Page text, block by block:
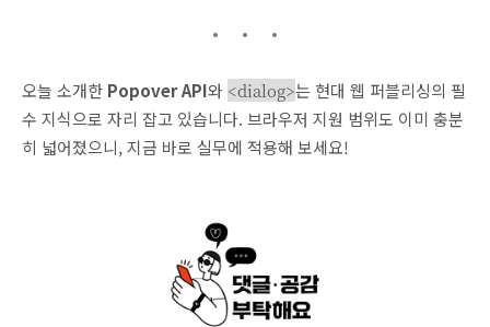
오늘 소개한 Popover API와 <dialog>는 현대 웹 퍼블리싱의 필
수 지식으로 자리 잡고 있습니다. 브라우저 지원 범위도 이미 충분
히 넓어졌으니, 지금 바로 실무에 적용해 보세요!